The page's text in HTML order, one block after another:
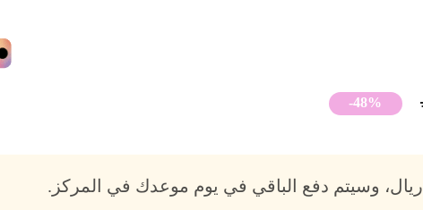
-48%
ريال، وسيتم دفع الباقي في يوم موعدك في المركز.